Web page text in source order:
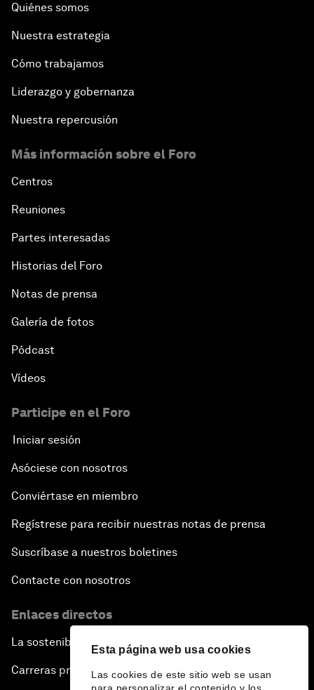
Esta página web usa cookies
Las cookies de este sitio web se usan
Quiénes somos
Nuestra estrategia
Cómo trabajamos
Liderazgo y gobernanza
Nuestra repercusión
Más información sobre el Foro
Centros
Reuniones
Partes interesadas
Historias del Foro
Notas de prensa
Galería de fotos
Pódcast
Vídeos
Participe en el Foro
Iniciar sesión
Asóciese con nosotros
Conviértase en miembro
Regístrese para recibir nuestras notas de prensa
Suscríbase a nuestros boletines
Contacte con nosotros
Enlaces directos
La sostenibilidad en el Foro
Carreras profesionales